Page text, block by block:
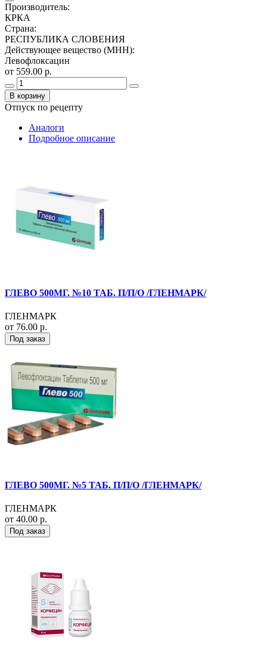
Производитель:
КРКА
Страна:
РЕСПУБЛИКА СЛОВЕНИЯ
Действующее вещество (МНН):
Левофлоксацин
от 559.00 р.
В корзину
Отпуск по рецепту
Аналоги
Подробное описание
ГЛЕВО 500МГ. №10 ТАБ. П/П/О /ГЛЕНМАРК/
ГЛЕНМАРК
от 76.00 р.
Под заказ
ГЛЕВО 500МГ. №5 ТАБ. П/П/О /ГЛЕНМАРК/
ГЛЕНМАРК
от 40.00 р.
Под заказ